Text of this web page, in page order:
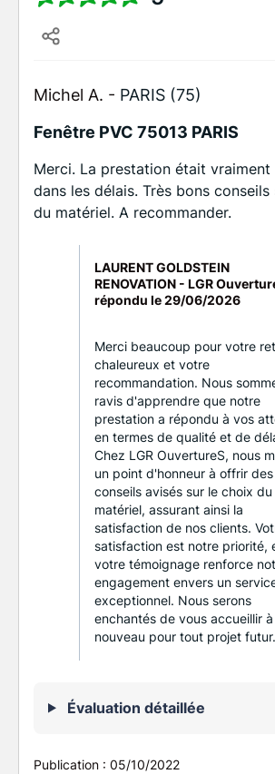
Michel A. - PARIS (75)
Fenêtre PVC 75013 PARIS
Merci. La prestation était
dans les délais. Très bons
du matériel. A recommander.
LAURENT GOLDSTEIN
RENOVATION - LGR
répondu le29/06/2026
Merci beaucoup pour votre
chaleureux et votre
recommandation. Nous
ravis d'apprendre que notre
prestation a répondu à vos
en termes de qualité et de
Chez LGR OuvertureS, nous
un point d'honneur à offrir des
conseils avisés sur le choix du
matériel, assurant ainsi la
satisfaction de nos clients.
satisfaction est notre priorité,
votre témoignage renforce
engagement envers un
exceptionnel. Nous serons
enchantés de vous accueillir à
nouveau pour tout projet futur.
Évaluation détaillée
Publication : 05/10/2022